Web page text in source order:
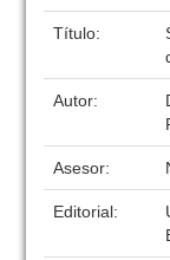
Título:
Autor:
Asesor:
Editorial: